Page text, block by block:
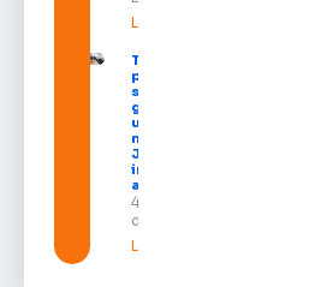
Leia mais »
TJAP alerta
população
sobre
golpes com
uso do
nome da
Justiça e
inteligência
artificial
4 de agosto
de 2026
Leia mais »